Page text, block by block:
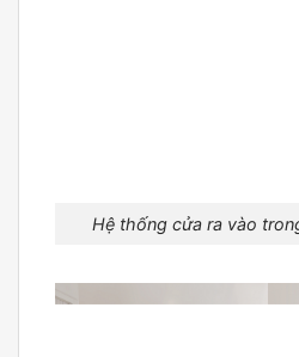
Hệ thống cửa ra vào